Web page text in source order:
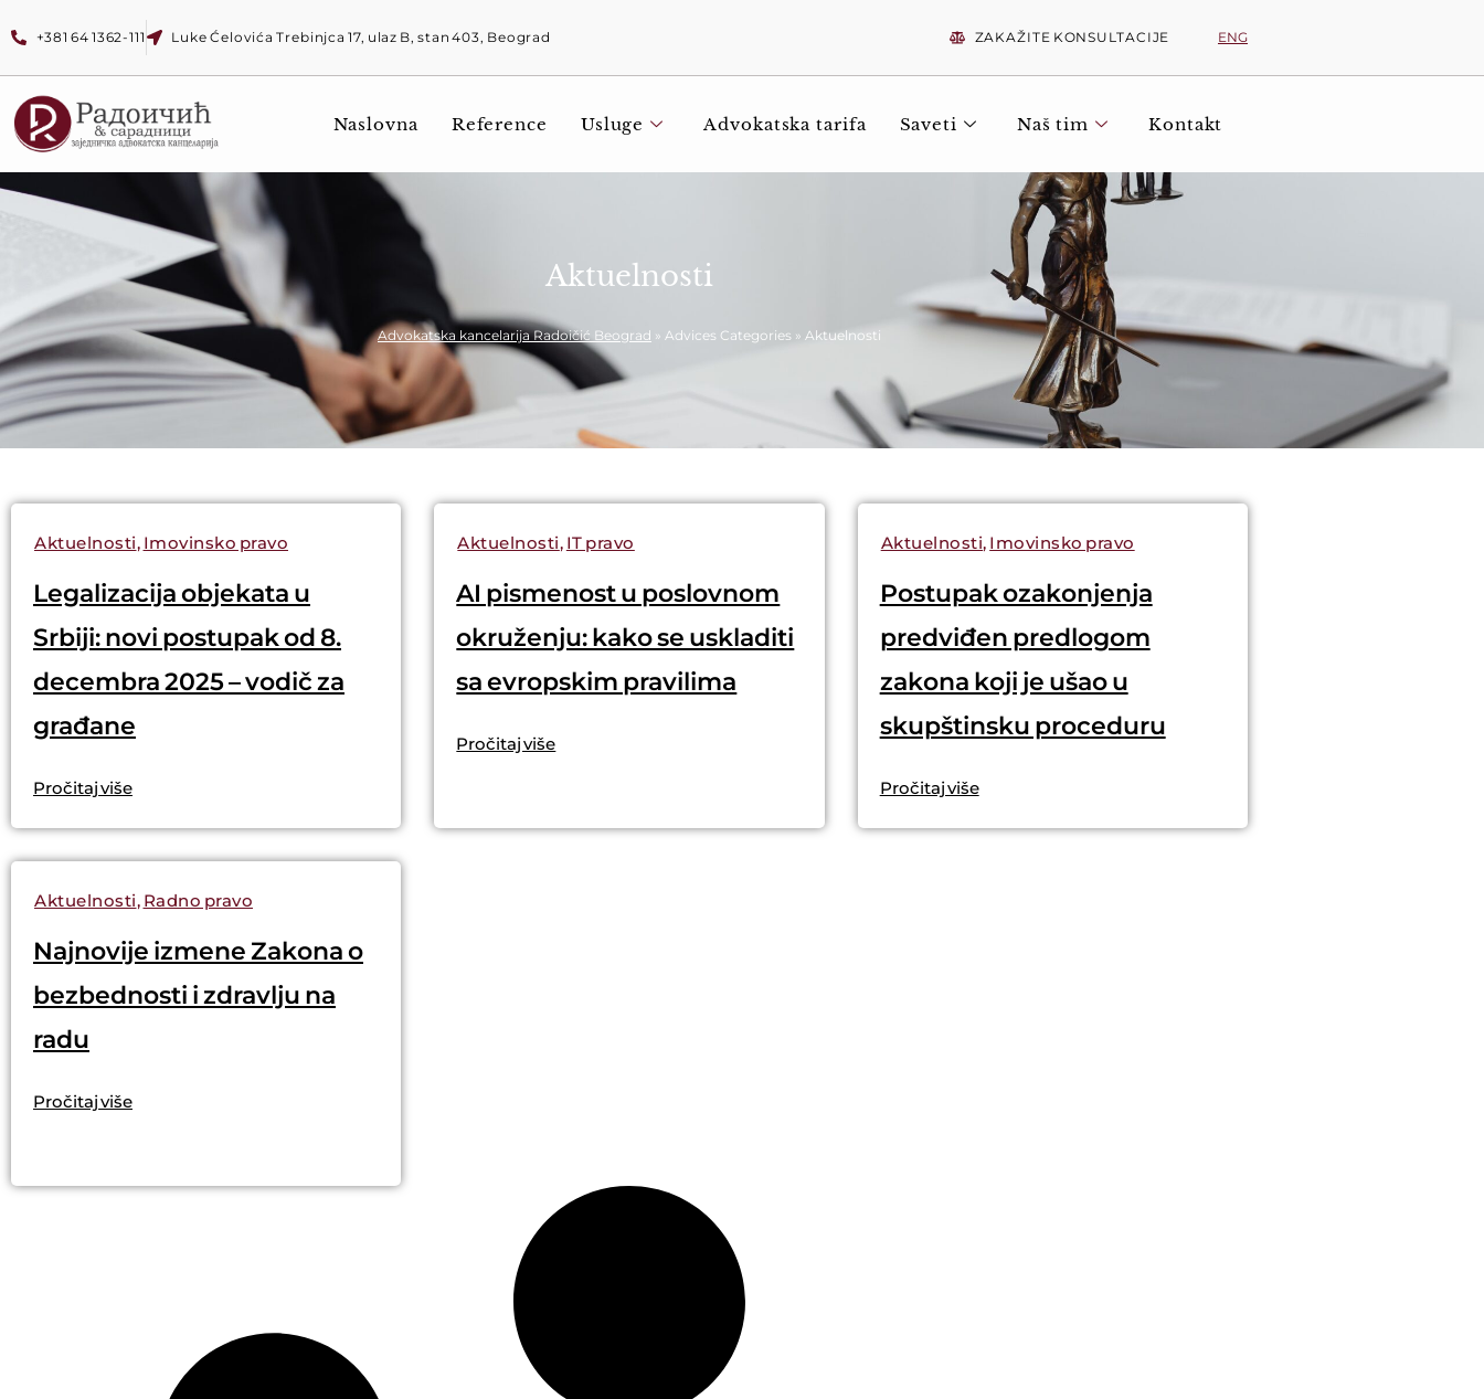
+381 64 1362-111 Luke Ćelovića Trebinjca 17, ulaz B, stan 403, Beograd ZAKAŽITE KONSULTACIJE ENG
Naslovna Reference Usluge Advokatska tarifa Saveti Naš tim Kontakt
Aktuelnosti
Advokatska kancelarija Radoičić Beograd » Advices Categories » Aktuelnosti
Aktuelnosti, Imovinsko pravo
Legalizacija objekata u
Srbiji: novi postupak od 8.
decembra 2025 – vodič za
građane
Pročitaj više
Aktuelnosti, IT pravo
AI pismenost u poslovnom
okruženju: kako se uskladiti
sa evropskim pravilima
Pročitaj više
Aktuelnosti, Imovinsko pravo
Postupak ozakonjenja
predviđen predlogom
zakona koji je ušao u
skupštinsku proceduru
Pročitaj više
Aktuelnosti, Radno pravo
Najnovije izmene Zakona o
bezbednosti i zdravlju na
radu
Pročitaj više